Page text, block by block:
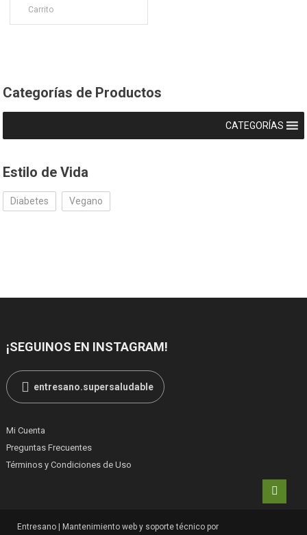
producto
Carrito
Categorías de Productos
CATEGORÍAS
Estilo de Vida
Diabetes Vegano
¡SEGUINOS EN INSTAGRAM!
entresano.supersaludable
Mi Cuenta
Preguntas Frecuentes
Términos y Condiciones de Uso
Entresano Mantenimiento web y soporte técnico por